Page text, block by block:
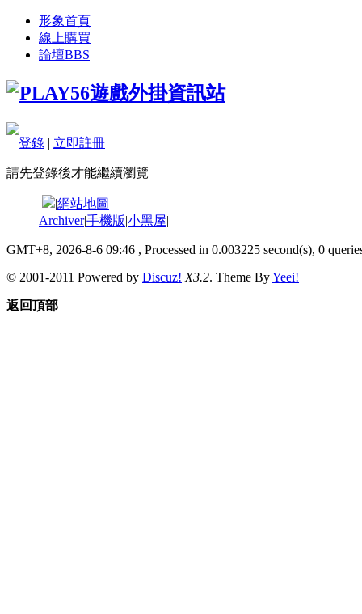
形象首頁
線上購買
論壇BBS
登錄 | 立即註冊
請先登錄後才能繼續瀏覽
|網站地圖
Archiver|手機版|小黑屋|
GMT+8, 2026-8-6 09:46 , Processed in 0.003225 second(s), 0
© 2001-2011 Powered by Discuz! X3.2. Theme ByYeei!
返回頂部